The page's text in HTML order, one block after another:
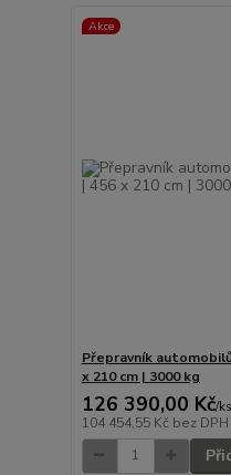
Akce
Přepravník automobilů
x 210 cm | 3000 kg
126 390,00 Kč/ks
104 454,55 Kč bez DPH